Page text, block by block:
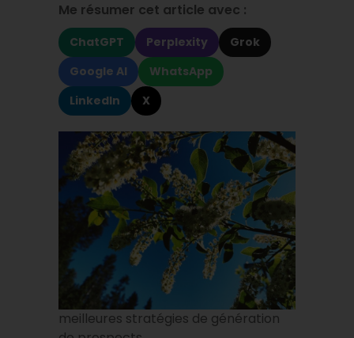
Me résumer cet article avec :
ChatGPT Perplexity
Grok
Google AI
WhatsApp
LinkedIn
X
meilleures stratégies de génération